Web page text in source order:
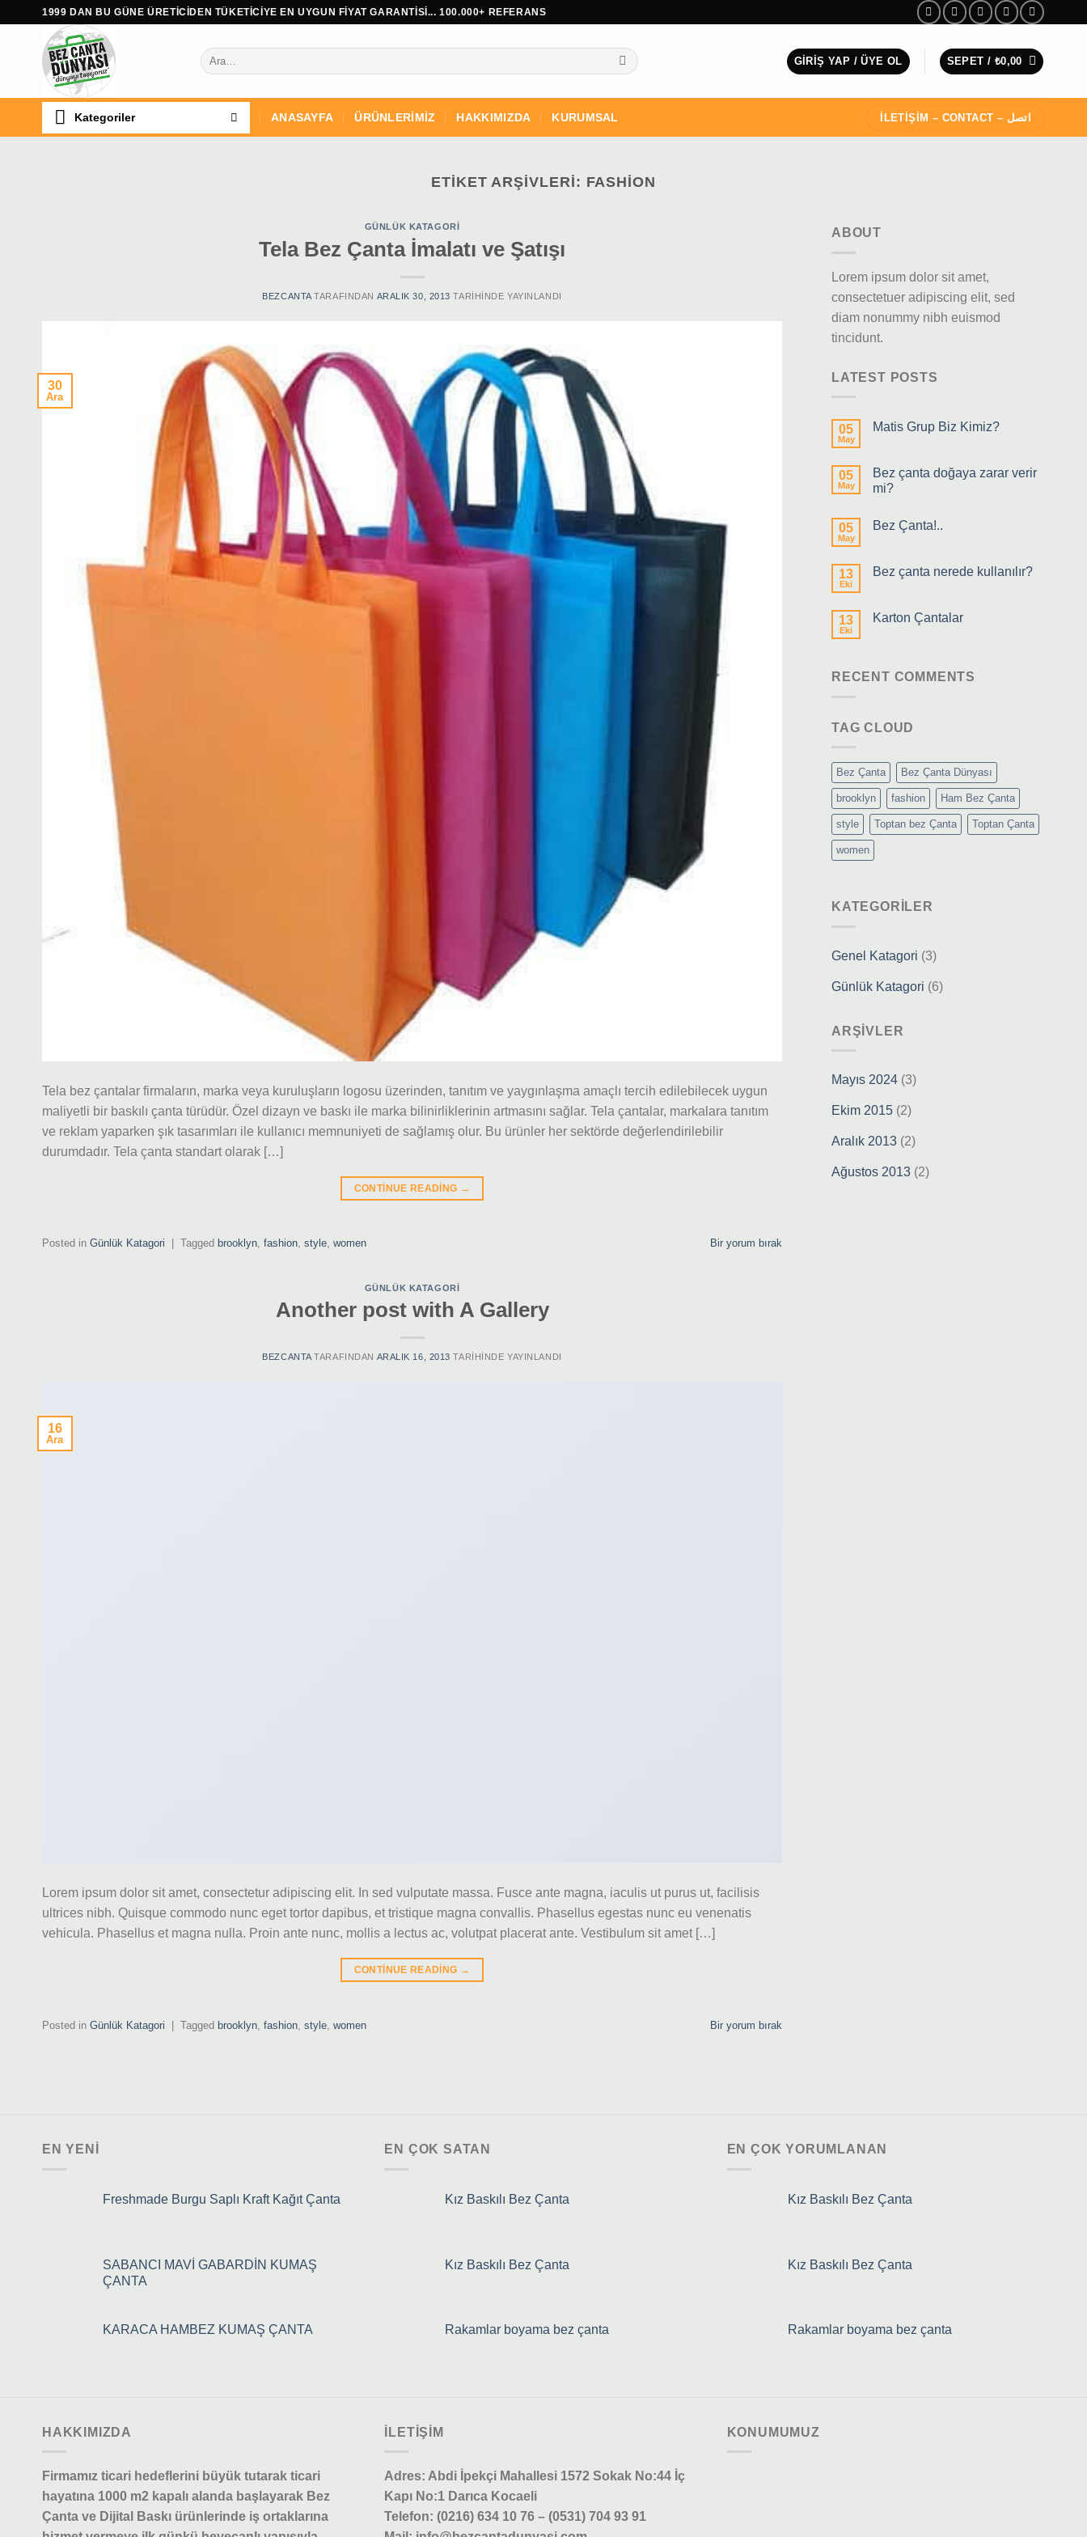
1999 DAN BU GÜNE ÜRETİCİDEN TÜKETİCİYE EN UYGUN FİYAT GARANTİSİ... 100.000+ REFERANS
Ara:
GIRIŞ YAP / ÜYE OL SEPET / ₺0,00
Kategoriler ANASAYFA ÜRÜNLERİMİZ HAKKIMIZDA KURUMSAL İLETİŞİM – CONTACT – اتصل
ETIKET ARŞIVLERI: FASHION
GÜNLÜK KATAGORI
Tela Bez Çanta İmalatı ve Şatışı
BEZCANTATARAFINDAN ARALIK 30, 2013 TARIHINDE YAYINLANDI
30
Ara
Tela bez çantalar firmaların, marka veya kuruluşların logosu üzerinden, tanıtım ve yaygınlaşma amaçlı tercih edilebilecek uygun
maliyetli bir baskılı çanta türüdür. Özel dizayn ve baskı ile marka bilinirliklerinin artmasını sağlar. Tela çantalar, markalara tanıtım
ve reklam yaparken şık tasarımları ile kullanıcı memnuniyeti de sağlamış olur. Bu ürünler her sektörde değerlendirilebilir
durumdadır. Tela çanta standart olarak […]
CONTINUE READING →
Posted in Günlük Katagori Tagged brooklyn, fashion, style, women Bir yorum bırak
GÜNLÜK KATAGORI
Another post with A Gallery
BEZCANTATARAFINDAN ARALIK 16, 2013 TARIHINDE YAYINLANDI
16
Ara
Lorem ipsum dolor sit amet, consectetur adipiscing elit. In sed vulputate massa. Fusce ante magna, iaculis ut purus ut, facilisis
ultrices nibh. Quisque commodo nunc eget tortor dapibus, et tristique magna convallis. Phasellus egestas nunc eu venenatis
vehicula. Phasellus et magna nulla. Proin ante nunc, mollis a lectus ac, volutpat placerat ante. Vestibulum sit amet […]
CONTINUE READING →
Posted in Günlük Katagori | Tagged brooklyn fashion style women Bir yorum bırak
ABOUT
Lorem ipsum dolor sit amet,
consectetuer adipiscing elit, sed
diam nonummy nibh euismod
tincidunt.
LATEST POSTS
05
May
Matis Grup Biz Kimiz?
05
May
Bez çanta doğaya zarar verir
mi?
05
May
Bez Çanta!..
13
Eki
Bez çanta nerede kullanılır?
13
Eki
Karton Çantalar
RECENT COMMENTS
TAG CLOUD
Bez Çanta Bez Çanta Dünyası
brooklyn fashion Ham Bez Çanta
style Toptan bez Çanta Toptan Çanta
women
KATEGORILER
Genel Katagori (3)
Günlük Katagori (6)
ARŞIVLER
Mayıs 2024 (3)
Ekim 2015 (2)
Aralık 2013 (2)
Ağustos 2013 (2)
EN YENI
Freshmade Burgu Saplı Kraft Kağıt Çanta
SABANCI MAVİ GABARDİN KUMAŞ
ÇANTA
KARACA HAMBEZ KUMAŞ ÇANTA
EN ÇOK SATAN
Kız Baskılı Bez Çanta
Kız Baskılı Bez Çanta
Rakamlar boyama bez çanta
EN ÇOK YORUMLANAN
Kız Baskılı Bez Çanta
Kız Baskılı Bez Çanta
Rakamlar boyama bez çanta
HAKKIMIZDA
Firmamız ticari hedeflerini büyük tutarak ticari
hayatına 1000 m2 kapalı alanda başlayarak Bez
Çanta ve Dijital Baskı ürünlerinde iş ortaklarına
ILETIŞIM
Adres: Abdi İpekçi Mahallesi 1572 Sokak No:44 İç
Kapı No:1 Darıca Kocaeli
Telefon: (0216) 634 10 76 – (0531) 704 93 91
KONUMUMUZ